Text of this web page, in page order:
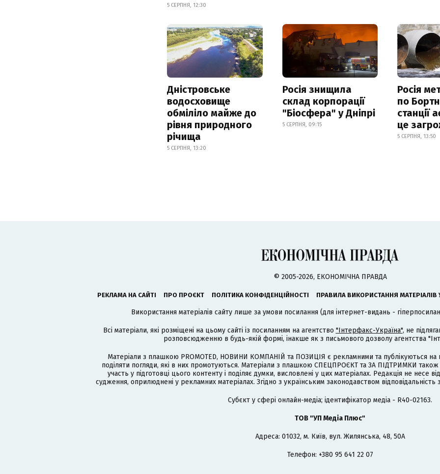
5 СЕРПНЯ, 12:30
Дністровське
водосховище
обміліло майже до
рівня природного
річища
5 СЕРПНЯ, 13:20
Росія знищила
склад корпорації
"Біосфера" у Дніпрі
5 СЕРПНЯ, 09:15
Росія
по
станції
це
5 СЕРПНЯ, 13:50
© 2005-2026, ЕКОНОМІЧНА ПРАВДА
РЕКЛАМА НА САЙТІ ПРО ПРОЄКТ ПОЛІТИКА КОНФІДЕНЦІЙНОСТІ ПРАВИЛА ВИКОРИСТАННЯ МАТЕРІАЛІВ
Використання матеріалів сайту лише за умови посилання (для інтернет-видань -
Всі матеріали, які розміщені на цьому сайті із посиланням на агентство "Інтерфакс-Україна", не
розповсюдженню в будь-якій формі, інакше як з письмового дозволу агентства
Матеріали з плашкою PROMOTED, НОВИНИ КОМПАНІЙ та ПОЗИЦІЯ є рекламними та публікуються на
поділяти погляди, які в них промотуються. Матеріали з плашкою СПЕЦПРОЄКТ та ЗА ПІДТРИМКИ
участь у підготовці цього контенту і поділяє думки, висловлені у цих матеріалах. Редакція не несе
судження, оприлюднені у рекламних матеріалах. Згідно з українським законодавством
Cубєкт у сфері онлайн-медіа; ідентифікатор медіа - R40-02163.
ТОВ "УП Медіа Плюс"
Адреса: 01032, м. Київ, вул. Жилянська, 48, 50А
Телефон: +380 95 641 22 07